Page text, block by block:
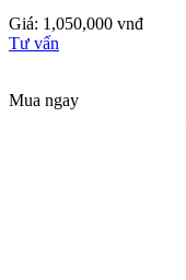
Giá: 1,050,000 vnđ
Tư vấn
Mua ngay